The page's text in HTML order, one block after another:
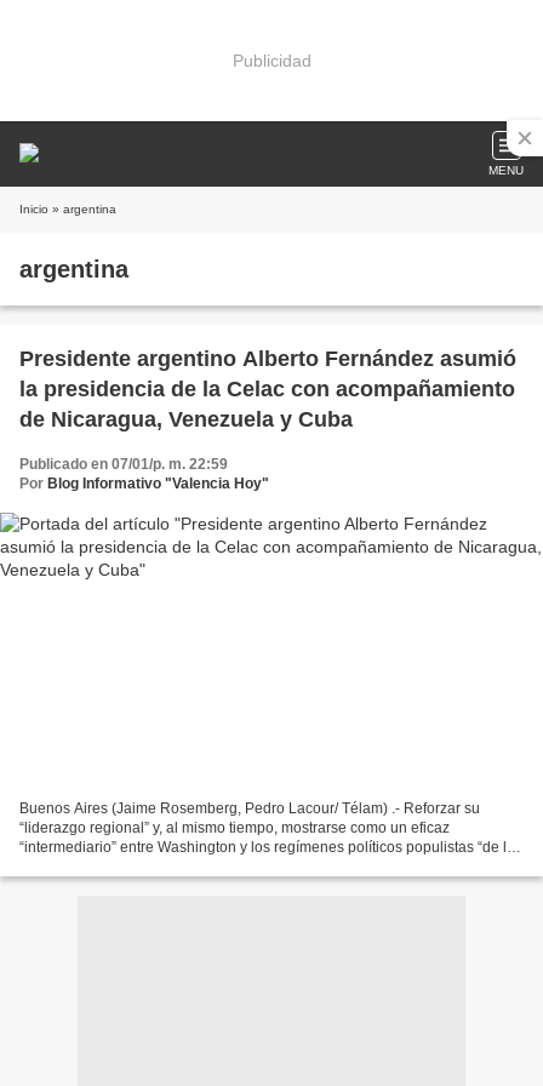
Publicidad
MENU
Inicio » argentina
argentina
Presidente argentino Alberto Fernández asumió
la presidencia de la Celac con acompañamiento
de Nicaragua, Venezuela y Cuba
Publicado en 07/01/p. m. 22:59
Por Blog Informativo "Valencia Hoy"
Buenos Aires (Jaime Rosemberg, Pedro Lacour/ Télam) .- Reforzar su
“liderazgo regional” y, al mismo tiempo, mostrarse como un eficaz
“intermediario” entre Washington y los regímenes políticos populistas “de la